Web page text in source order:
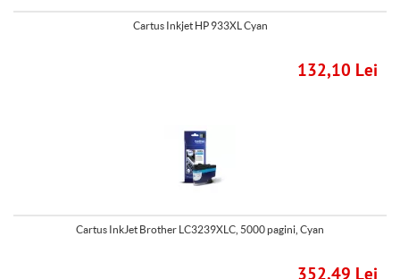
Cartus Inkjet HP 933XL Cyan
132,10 Lei
Cartus InkJet Brother LC3239XLC, 5000 pagini, Cyan
352,49 Lei